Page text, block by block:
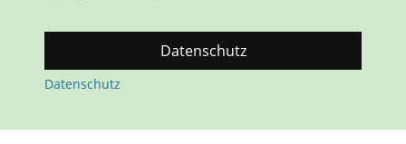
Datenschutz
Datenschutz